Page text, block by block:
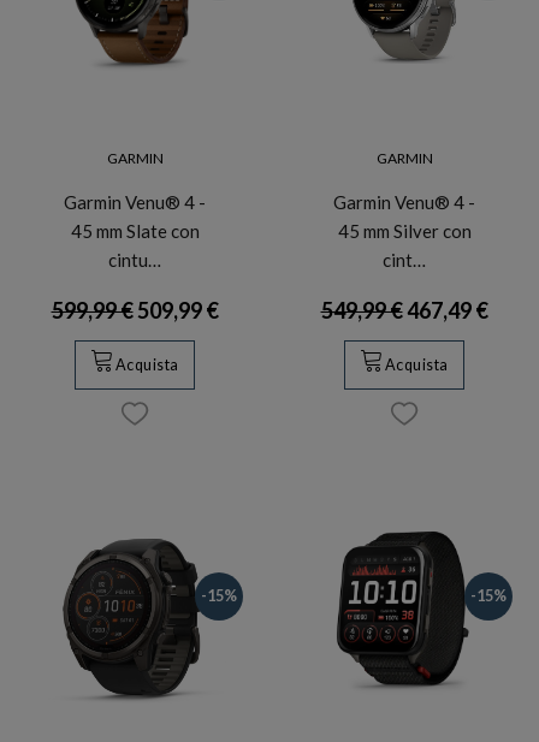
GARMIN
Garmin Venu® 4 -
45 mm Slate con
cintu…
599,99 €509,99 €
Acquista
GARMIN
Garmin Venu® 4 -
45 mm Silver con
cint…
549,99 €467,49 €
Acquista
-15% -15%